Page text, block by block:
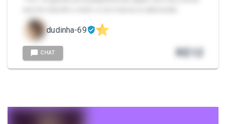
dudinha-69
CHAT R$12